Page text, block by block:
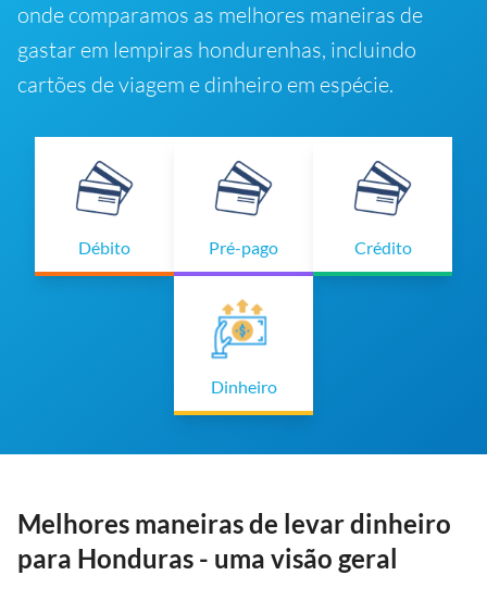
onde comparamos as melhores maneiras de
gastar em lempiras hondurenhas, incluindo
cartões de viagem e dinheiro em espécie.
Débito Pré-pago Crédito
Dinheiro
Melhores maneiras de levar dinheiro
para Honduras - uma visão geral